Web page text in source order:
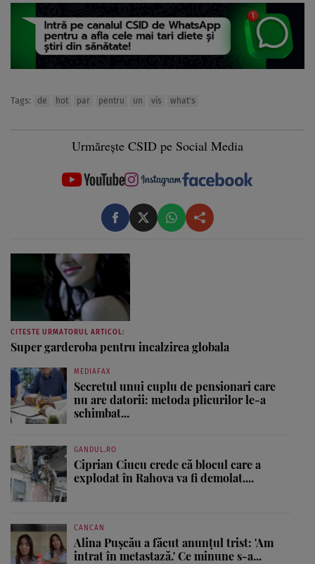
Tags: de hot par pentru un vis what's
Urmărește CSID pe Social Media
CITESTE URMATORUL ARTICOL:
Super garderoba pentru incalzirea globala
MEDIAFAX
Secretul unui cuplu de pensionari care
nu are datorii: metoda plicurilor le-a
schimbat...
GANDUL.RO
Ciprian Ciucu crede că blocul care a
explodat în Rahova va fi demolat....
CANCAN
Alina Pușcău a făcut anunțul trist: 'Am
intrat în metastază.' Ce minune s-a...